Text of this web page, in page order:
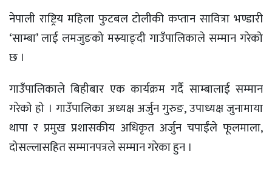
नेपाली राष्ट्रिय महिला फुटबल टोलीकी कप्तान सावित्रा भण्डारी
‘साम्बा’ लाई लमजुङको मस्र्याङ्दी गाउँपालिकाले सम्मान गरेको
छ ।
गाउँपालिकाले बिहीबार एक कार्यक्रम गर्दै साम्बालाई सम्मान
गरेको हो । गाउँपालिका अध्यक्ष अर्जुन गुरुङ, उपाध्यक्ष जुनामाया
थापा र प्रमुख प्रशासकीय अधिकृत अर्जुन चपाईंले फूलमाला,
दोसल्लासहित सम्मानपत्रले सम्मान गरेका हुन ।